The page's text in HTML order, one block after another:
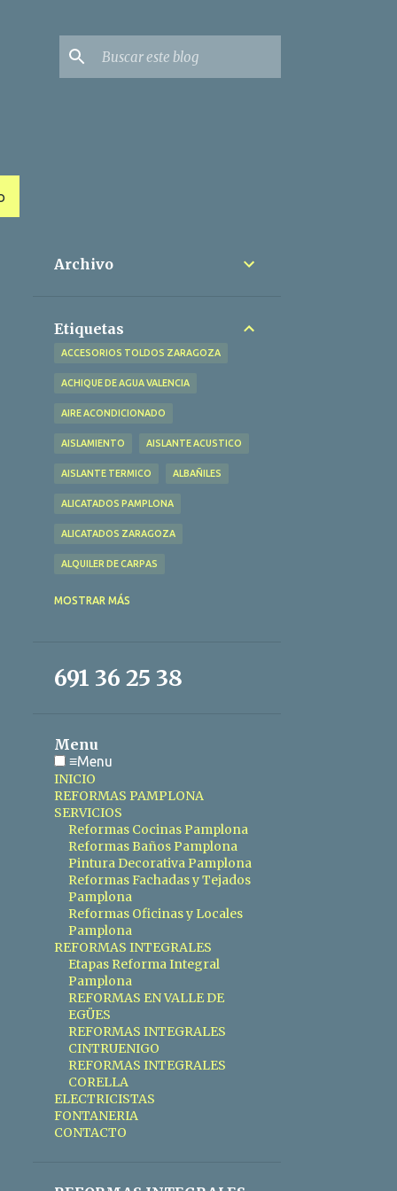
Archivo
Etiquetas
ACCESORIOS TOLDOS ZARAGOZA
ACHIQUE DE AGUA VALENCIA
AIRE ACONDICIONADO
AISLAMIENTO AISLANTE ACUSTICO
AISLANTE TERMICO ALBAÑILES
ALICATADOS PAMPLONA
ALICATADOS ZARAGOZA
ALQUILER DE CARPAS
ALQUILER DE CARPAS TARRAGONA
ANTI TERMITAS MÁLAGA
ASPIRADO DE FOSAS SÉPTICAS TARRAGONA
AZULEJO CERÁMICO
BALDOSA BALDOSAS BAÑOS
BARAÑAIN BARRA AMERICANA
BOLETINES ELÉCTRICOS ZARAGOZA
BOMBA DE CALOR
CALDERA DE CONDENSACIÓN ZARAGOZA
CALDERA DE GAS ZARAGOZA
CALDERA DE GASOIL ZARAGOZA
CALDERAS ZARAGOZA
CALEFACCION GAS
CAMBIAR AZULEJOS
CAMBIO CALDERA ZARAGOZA
MOSTRAR MÁS
691 36 25 38
Menu
≡Menu
INICIO
REFORMAS PAMPLONA
SERVICIOS
Reformas Cocinas Pamplona
Reformas Baños Pamplona
Pintura Decorativa Pamplona
Reformas Fachadas y Tejados
Pamplona
Reformas Oficinas y Locales
Pamplona
REFORMAS INTEGRALES
Etapas Reforma Integral
Pamplona
REFORMAS EN VALLE DE
EGÜES
REFORMAS INTEGRALES
CINTRUENIGO
REFORMAS INTEGRALES
CORELLA
ELECTRICISTAS
FONTANERIA
CONTACTO